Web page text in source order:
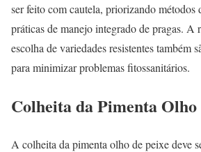
ser feito com cautela, priorizando
práticas de manejo integrado de pragas. A
escolha de variedades resistentes também
para minimizar problemas fitossanitários.
Colheita da Pimenta Olho
A colheita da pimenta olho de peixe deve